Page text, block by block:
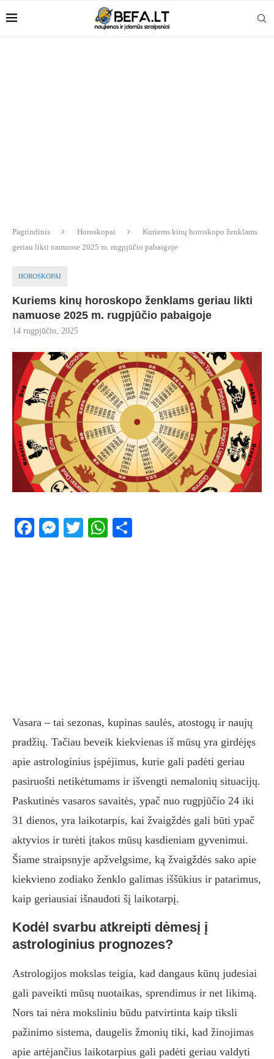
Pagrindinis Horoskopai
Kuriems kinų horoskopo ženklams
geriau likti namuose 2025 m. rugpjūčio pabaigoje
HOROSKOPAI
Kuriems kinų horoskopo ženklams geriau likti
namuose 2025 m. rugpjūčio pabaigoje
14 rugpjūčio, 2025
Facebook
Messenger
TwitterWhatsApp
Vasara – tai sezonas, kupinas saulės, atostogų ir naujų
pradžių. Tačiau beveik kiekvienas iš mūsų yra girdėjęs
apie astrologinius įspėjimus, kurie gali padėti geriau
pasiruošti netikėtumams ir išvengti nemalonių situacijų.
Paskutinės vasaros savaitės, ypač nuo rugpjūčio 24 iki
31 dienos, yra laikotarpis, kai žvaigždės gali būti ypač
aktyvios ir turėti įtakos mūsų kasdieniam gyvenimui.
Šiame straipsnyje apžvelgsime, ką žvaigždės sako apie
kiekvieno zodiako ženklo galimas iššūkius ir patarimus,
kaip geriausiai išnaudoti šį laikotarpį.
Kodėl svarbu atkreipti dėmesį į
astrologinius prognozes?
Astrologijos mokslas teigia, kad dangaus kūnų judesiai
gali paveikti mūsų nuotaikas, sprendimus ir net likimą.
Nors tai nėra moksliniu būdu patvirtinta kaip tiksli
pažinimo sistema, daugelis žmonių tiki, kad žinojimas
apie artėjančius laikotarpius gali padėti geriau valdyti